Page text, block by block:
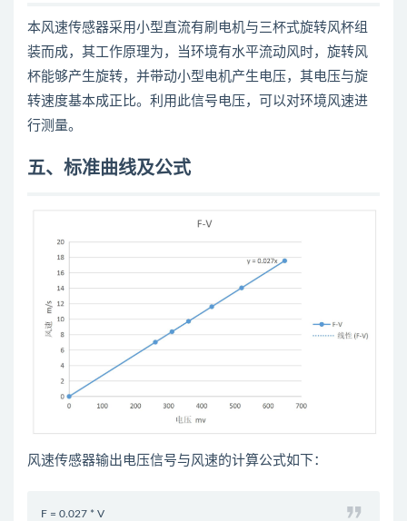
本风速传感器采用小型直流有刷电机与三杯式旋转风杯组
装而成，其工作原理为，当环境有水平流动风时，旋转风
杯能够产生旋转，并带动小型电机产生电压，其电压与旋
转速度基本成正比。利用此信号电压，可以对环境风速进
行测量。
五、标准曲线及公式
风速传感器输出电压信号与风速的计算公式如下：
F = 0.027 * V